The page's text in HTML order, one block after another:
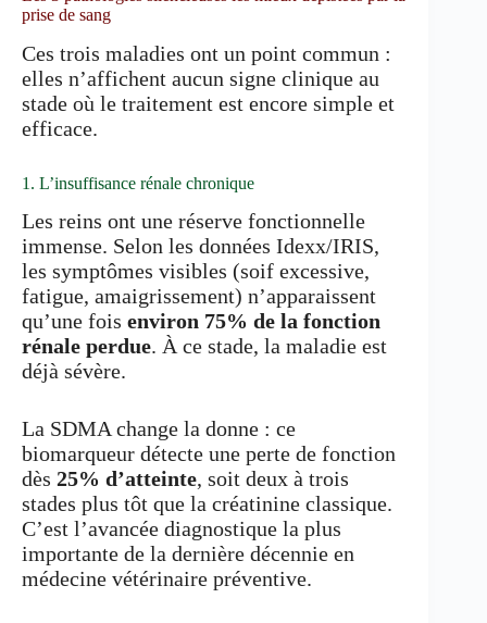
prise de sang
Ces trois maladies ont un point commun :
elles n’affichent aucun signe clinique au
stade où le traitement est encore simple et
efficace.
1. L’insuffisance rénale chronique
Les reins ont une réserve fonctionnelle
immense. Selon les données Idexx/IRIS,
les symptômes visibles (soif excessive,
fatigue, amaigrissement) n’apparaissent
qu’une fois environ 75% de la fonction
rénale perdue. À ce stade, la maladie est
déjà sévère.
La SDMA change la donne : ce
biomarqueur détecte une perte de fonction
dès 25% d’atteinte, soit deux à trois
stades plus tôt que la créatinine classique.
C’est l’avancée diagnostique la plus
importante de la dernière décennie en
médecine vétérinaire préventive.